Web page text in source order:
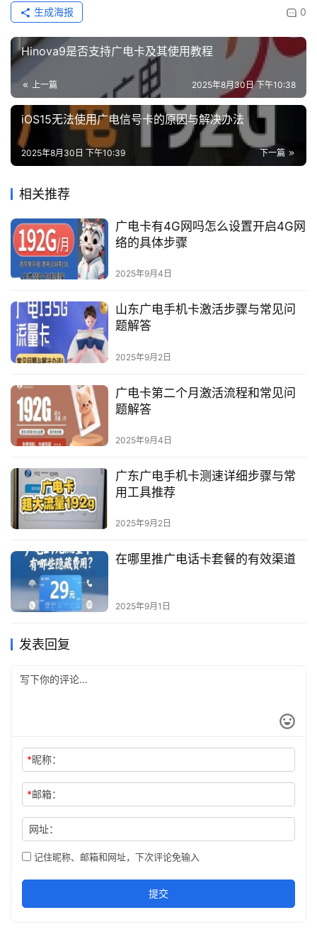
0
生成海报
Hinova9是否支持广电卡及其使用教程
上一篇 2025年8月30日 下午10:38
iOS15无法使用广电信号卡的原因与解决办法
下一篇
2025年8月30日 下午10:39
相关推荐
广电卡有4G网吗怎么设置开启4G网
络的具体步骤
2025年9月4日
山东广电手机卡激活步骤与常见问
题解答
2025年9月2日
广电卡第二个月激活流程和常见问
题解答
2025年9月4日
广东广电手机卡测速详细步骤与常
用工具推荐
2025年9月2日
在哪里推广电话卡套餐的有效渠道
2025年9月1日
发表回复
*昵称：
*邮箱：
网址：
记住昵称、邮箱和网址，下次评论免输入
提交